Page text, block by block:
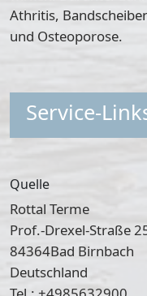
Athritis,
und Osteoporose.
Service-
Quelle
Rottal Terme
Prof.-Drexel-Straße
84364Bad Birnbach
Deutschland